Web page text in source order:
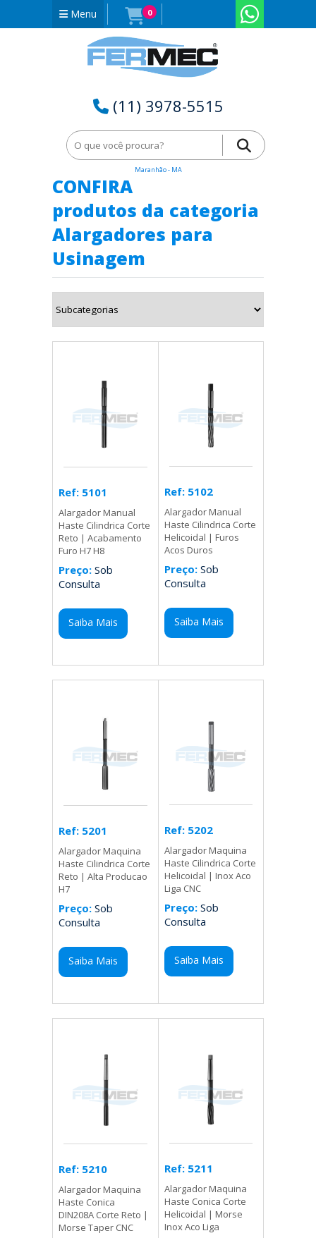
Menu 0
(11) 3978-5515
Home
Alargadores para Usinagem em Vitória do Mearim -
Maranhão - MA
CONFIRA
produtos da categoria
Alargadores para
Usinagem
Ref: 5101
Alargador Manual
Haste Cilindrica Corte
Reto | Acabamento
Furo H7 H8
Preço: Sob
Consulta
Saiba Mais
Ref: 5102
Alargador Manual
Haste Cilindrica Corte
Helicoidal | Furos
Acos Duros
Preço:Sob
Consulta
Saiba Mais
Ref: 5201
Alargador Maquina
Haste Cilindrica Corte
Reto | Alta Producao
H7
Preço: Sob
Consulta
Saiba Mais
Ref: 5202
Alargador Maquina
Haste Cilindrica Corte
Helicoidal | Inox Aco
Liga CNC
Preço:Sob
Consulta
Saiba Mais
Ref: 5210
Alargador Maquina
Haste Conica
DIN208A Corte Reto |
Morse Taper CNC
Ref: 5211
Alargador Maquina
Haste Conica Corte
Helicoidal | Morse
Inox Aco Liga